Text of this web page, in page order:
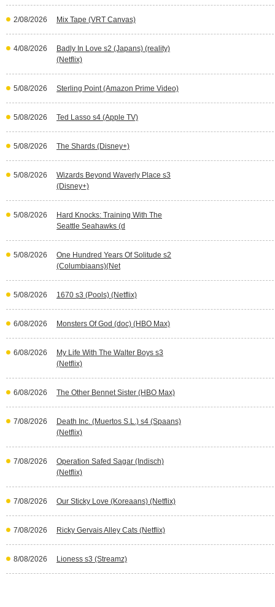
2/08/2026 Mix Tape (VRT Canvas)
4/08/2026
Badly In Love s2 (Japans) (reality)
(Netflix)
5/08/2026 Sterling Point (Amazon Prime Video)
5/08/2026 Ted Lasso s4 (Apple TV)
5/08/2026 The Shards (Disney+)
5/08/2026
Wizards Beyond Waverly Place s3
(Disney+)
5/08/2026
Hard Knocks: Training With The
Seattle Seahawks (d
5/08/2026
One Hundred Years Of Solitude s2
(Columbiaans)(Net
5/08/2026 1670 s3 (Pools) (Netflix)
6/08/2026 Monsters Of God (doc) (HBO Max)
6/08/2026
My Life With The Walter Boys s3
(Netflix)
6/08/2026 The Other Bennet Sister (HBO Max)
7/08/2026
Death Inc. (Muertos S.L.) s4 (Spaans)
(Netflix)
7/08/2026
Operation Safed Sagar (Indisch)
(Netflix)
7/08/2026 Our Sticky Love (Koreaans) (Netflix)
7/08/2026 Ricky Gervais Alley Cats (Netflix)
8/08/2026 Lioness s3 (Streamz)